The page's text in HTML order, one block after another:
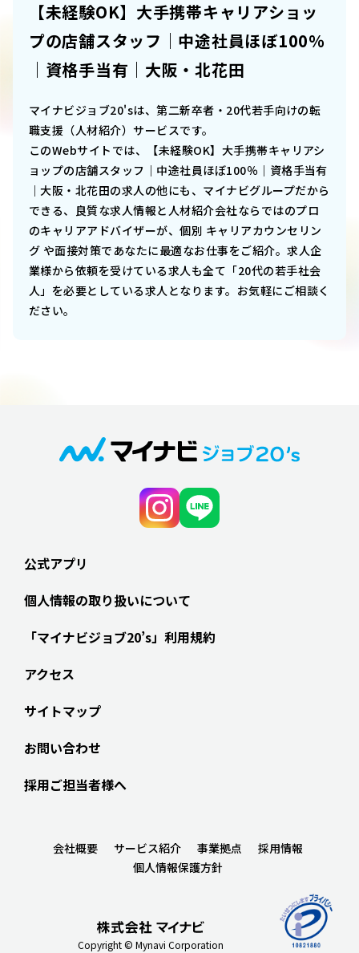
【未経験OK】大手携帯キャリアショッ
プの店舗スタッフ｜中途社員ほぼ100％
｜資格手当有｜大阪・北花田
マイナビジョブ20'sは、第二新卒者・20代若手向けの転
職支援（人材紹介）サービスです。
このWebサイトでは、
【未経験OK】大手携帯キャリアシ
ョップの店舗スタッフ｜中途社員ほぼ100％｜資格手当有
｜大阪・北花田の求人の他にも、マイナビグループだから
できる、良質な求人情報と人材紹介会社ならではのプロ
のキャリアアドバイザーが、個別 キャリアカウンセリン
グ や面接対策であなたに最適なお仕事をご紹介。求人企
業様から依頼を受けている求人も全て「20代の若手社会
人」を必要としている求人となります。お気軽にご相談く
ださい。
公式アプリ
個人情報の取り扱いについて
「マイナビジョブ20’s」利用規約
アクセス
サイトマップ
お問い合わせ
採用ご担当者様へ
Copyright © Mynavi Corporation
会社概要 サービス紹介 事業拠点
採用情報
個人情報保護方針